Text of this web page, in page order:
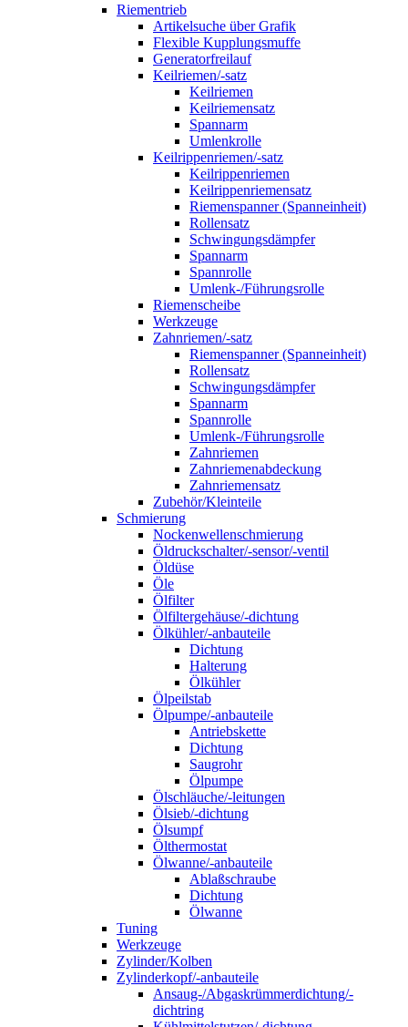
Riementrieb
Artikelsuche über Grafik
Flexible Kupplungsmuffe
Generatorfreilauf
Keilriemen/-satz
Keilriemen
Keilriemensatz
Spannarm
Umlenkrolle
Keilrippenriemen/-satz
Keilrippenriemen
Keilrippenriemensatz
Riemenspanner (Spanneinheit)
Rollensatz
Schwingungsdämpfer
Spannarm
Spannrolle
Umlenk-/Führungsrolle
Riemenscheibe
Werkzeuge
Zahnriemen/-satz
Riemenspanner (Spanneinheit)
Rollensatz
Schwingungsdämpfer
Spannarm
Spannrolle
Umlenk-/Führungsrolle
Zahnriemen
Zahnriemenabdeckung
Zahnriemensatz
Zubehör/Kleinteile
Schmierung
Nockenwellenschmierung
Öldruckschalter/-sensor/-ventil
Öldüse
Öle
Ölfilter
Ölfiltergehäuse/-dichtung
Ölkühler/-anbauteile
Dichtung
Halterung
Ölkühler
Ölpeilstab
Ölpumpe/-anbauteile
Antriebskette
Dichtung
Saugrohr
Ölpumpe
Ölschläuche/-leitungen
Ölsieb/-dichtung
Ölsumpf
Ölthermostat
Ölwanne/-anbauteile
Ablaßschraube
Dichtung
Ölwanne
Tuning
Werkzeuge
Zylinder/Kolben
Zylinderkopf/-anbauteile
Ansaug-/Abgaskrümmerdichtung/-
dichtring